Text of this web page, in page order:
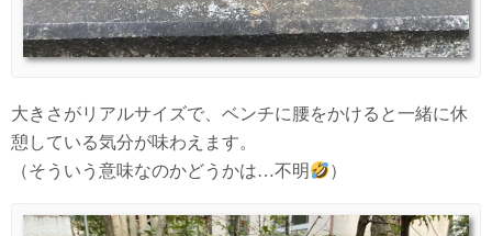
大きさがリアルサイズで、ベンチに腰をかけると一緒に休
憩している気分が味わえます。
（そういう意味なのかどうかは…不明
）